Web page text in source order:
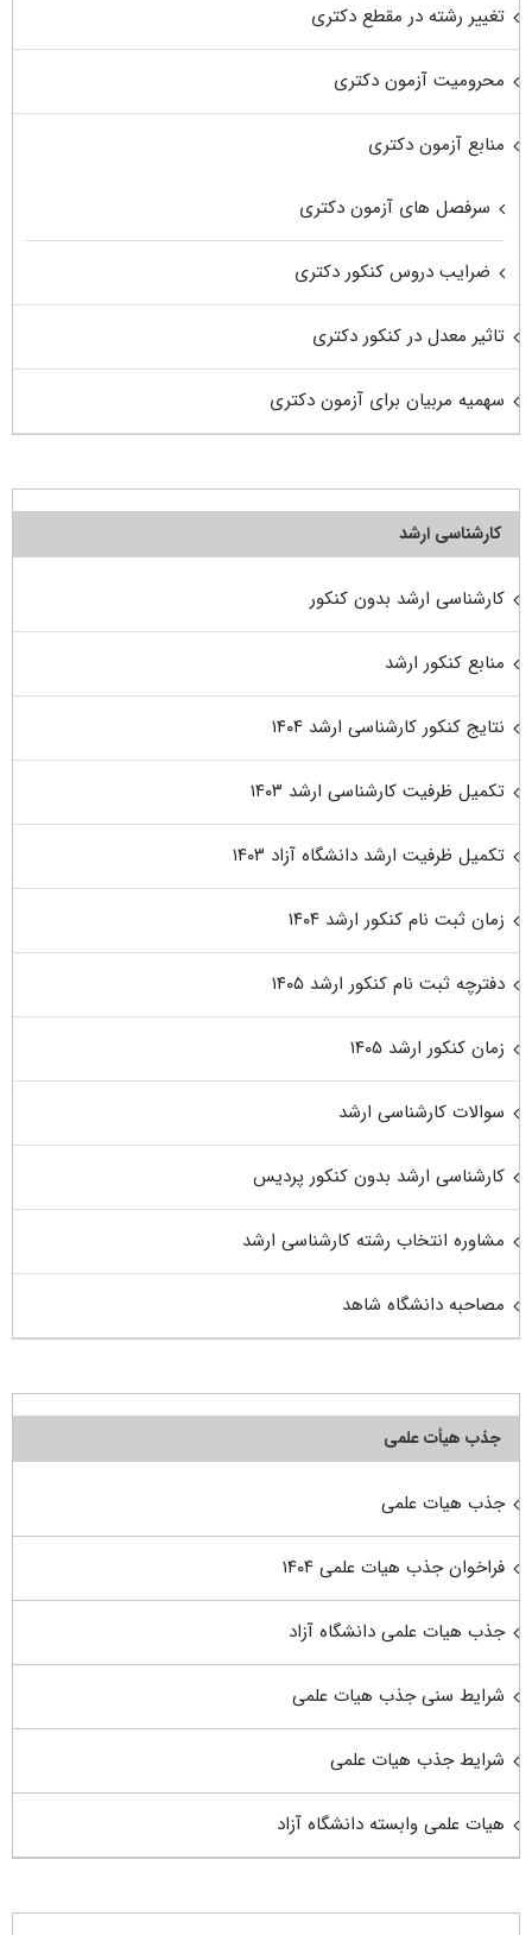
تغییر رشته در مقطع دکتری
محرومیت آزمون دکتری
منابع آزمون دکتری
سرفصل های آزمون دکتری
ضرایب دروس کنکور دکتری
تاثیر معدل در کنکور دکتری
سهمیه مربیان برای آزمون دکتری
کارشناسی ارشد
کارشناسی ارشد بدون کنکور
منابع کنکور ارشد
نتایج کنکور کارشناسی ارشد ۱۴۰۴
تکمیل ظرفیت کارشناسی ارشد ۱۴۰۳
تکمیل ظرفیت ارشد دانشگاه آزاد ۱۴۰۳
زمان ثبت نام کنکور ارشد ۱۴۰۴
دفترچه ثبت نام کنکور ارشد ۱۴۰۵
زمان کنکور ارشد ۱۴۰۵
سوالات کارشناسی ارشد
کارشناسی ارشد بدون کنکور پردیس
مشاوره انتخاب رشته کارشناسی ارشد
مصاحبه دانشگاه شاهد
جذب هیأت علمی
جذب هیات علمی
فراخوان جذب هیات علمی ۱۴۰۴
جذب هیات علمی دانشگاه آزاد
شرایط سنی جذب هیات علمی
شرایط جذب هیات علمی
هیات علمی وابسته دانشگاه آزاد